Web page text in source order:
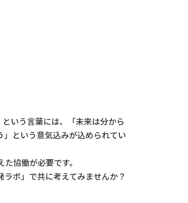
いう言葉には、「未来は分から
という意気込みが込められてい
協働が必要です。
ボ」で共に考えてみませんか？